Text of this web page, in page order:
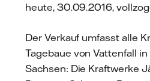
heute, 30.09.2016,
Der Verkauf umfasst alle
Tagebaue von Vattenfall
Sachsen: Die Kraftwerke